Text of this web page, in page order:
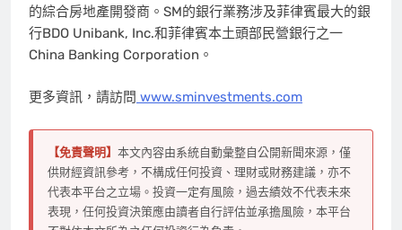
的綜合房地產開發商。SM的銀行業務涉及菲律賓最大的銀
行BDO Unibank, Inc.和菲律賓本土頭部民營銀行之一
China Banking Corporation。
更多資訊，請訪問 www.sminvestments.com
【免責聲明】 本文內容由系統自動彙整自公開新聞來源，僅
供財經資訊參考，不構成任何投資、理財或財務建議，亦不
代表本平台之立場。投資一定有風險，過去績效不代表未來
表現，任何投資決策應由讀者自行評估並承擔風險，本平台